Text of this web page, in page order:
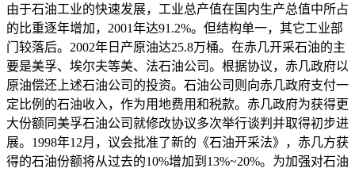
由于石油工业的快速发展，工业总产值在国内生产总值中所占
的比重逐年增加，2001年达91.2%。但结构单一，其它工业部
门较落后。2002年日产原油达25.8万桶。在赤几开采石油的主
要是美孚、埃尔夫等美、法石油公司。根据协议，赤几政府以
原油偿还上述石油公司的投资。石油公司则向赤几政府支付一
定比例的石油收入，作为用地费用和税款。赤几政府为获得更
大份额同美孚石油公司就修改协议多次举行谈判并取得初步进
展。1998年12月，议会批准了新的《石油开采法》，赤几方获
得的石油份额将从过去的10%增加到13%~20%。为加强对石油